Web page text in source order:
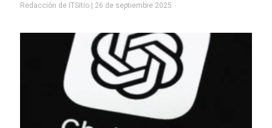
Redacción de ITSitio 26 de septiembre 2025